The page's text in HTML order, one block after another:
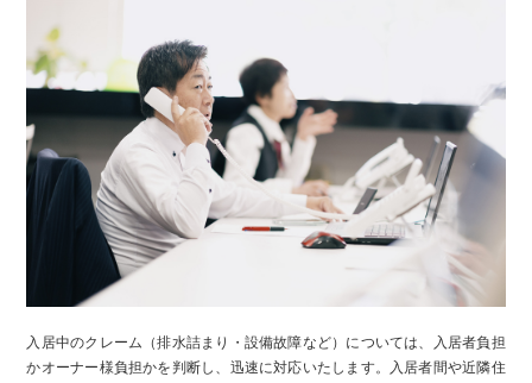
入居中のクレーム（排水詰まり・設備故障など）については、入居者負担
かオーナー様負担かを判断し、迅速に対応いたします。入居者間や近隣住